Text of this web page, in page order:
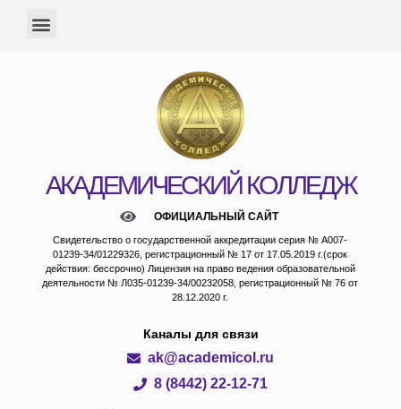
АКАДЕМИЧЕСКИЙ КОЛЛЕДЖ
ОФИЦИАЛЬНЫЙ САЙТ
Свидетельство о государственной аккредитации серия № А007-
01239-34/01229326, регистрационный № 17 от 17.05.2019 г.(срок
действия: бессрочно) Лицензия на право ведения образовательной
деятельности № Л035-01239-34/00232058, регистрационный № 76 от
28.12.2020 г.
Каналы для связи
ak@academicol.ru
8 (8442) 22-12-71